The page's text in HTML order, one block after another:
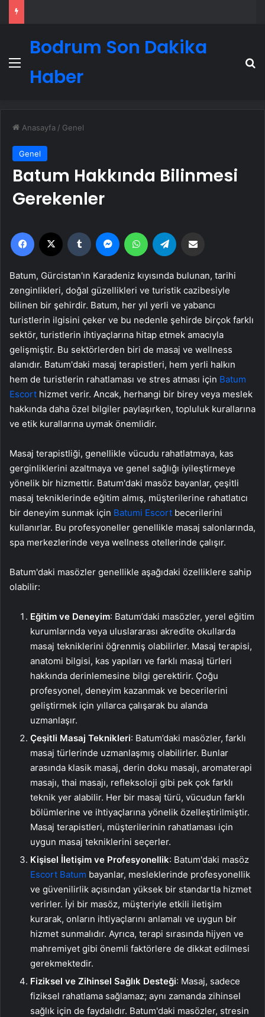
Menü
Bodrum Son Dakika
Haber
Anasayfa / Genel
Genel
Batum Hakkında Bilinmesi
Gerekenler
Facebook Tumblr MessengerWhatsApp
Batum, Gürcistan'ın Karadeniz kıyısında bulunan, tarihi
zenginlikleri, doğal güzellikleri ve turistik cazibesiyle
bilinen bir şehirdir. Batum, her yıl yerli ve yabancı
turistlerin ilgisini çeker ve bu nedenle şehirde birçok farklı
sektör, turistlerin ihtiyaçlarına hitap etmek amacıyla
gelişmiştir. Bu sektörlerden biri de masaj ve wellness
alanıdır. Batum'daki masaj terapistleri, hem yerli halkın
hem de turistlerin rahatlaması ve stres atması için Batum
Escort hizmet verir. Ancak, herhangi bir birey veya meslek
hakkında daha özel bilgiler paylaşırken, topluluk kurallarına
ve etik kurallarına uymak önemlidir.
Masaj terapistliği, genellikle vücudu rahatlatmaya, kas
gerginliklerini azaltmaya ve genel sağlığı iyileştirmeye
yönelik bir hizmettir. Batum'daki masöz bayanlar, çeşitli
masaj tekniklerinde eğitim almış, müşterilerine rahatlatıcı
bir deneyim sunmak için Batumi Escort becerilerini
kullanırlar. Bu profesyoneller genellikle masaj salonlarında,
spa merkezlerinde veya wellness otellerinde çalışır.
Batum'daki masözler genellikle aşağıdaki özelliklere sahip
olabilir:
Eğitim ve Deneyim: Batum’daki masözler, yerel eğitim
kurumlarında veya uluslararası akredite okullarda
masaj tekniklerini öğrenmiş olabilirler. Masaj terapisi,
anatomi bilgisi, kas yapıları ve farklı masaj türleri
hakkında derinlemesine bilgi gerektirir. Çoğu
profesyonel, deneyim kazanmak ve becerilerini
geliştirmek için yıllarca çalışarak bu alanda
uzmanlaşır.
Çeşitli Masaj Teknikleri: Batum’daki masözler, farklı
masaj türlerinde uzmanlaşmış olabilirler. Bunlar
arasında klasik masaj, derin doku masajı, aromaterapi
masajı, thai masajı, refleksoloji gibi pek çok farklı
teknik yer alabilir. Her bir masaj türü, vücudun farklı
bölümlerine ve ihtiyaçlarına yönelik özelleştirilmiştir.
Masaj terapistleri, müşterilerinin rahatlaması için
uygun masaj tekniklerini seçerler.
Kişisel İletişim ve Profesyonellik: Batum'daki masöz
Escort Batum bayanlar, mesleklerinde profesyonellik
ve güvenilirlik açısından yüksek bir standartla hizmet
verirler. İyi bir masöz, müşteriyle etkili iletişim
kurarak, onların ihtiyaçlarını anlamalı ve uygun bir
hizmet sunmalıdır. Ayrıca, terapi sırasında hijyen ve
mahremiyet gibi önemli faktörlere de dikkat edilmesi
gerekmektedir.
Fiziksel ve Zihinsel Sağlık Desteği: Masaj, sadece
fiziksel rahatlama sağlamaz; aynı zamanda zihinsel
sağlık için de faydalıdır. Batum'daki masözler, stresin